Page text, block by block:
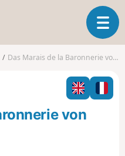
T
o
l
n
Das Marais de la Baronnerie von Damvix aus
von